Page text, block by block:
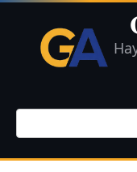
Перейти
контенту
Поиск: